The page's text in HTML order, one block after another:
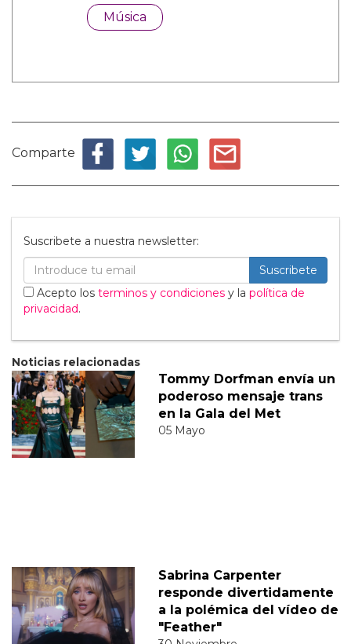
Música
Comparte
Suscribete a nuestra newsletter:
Suscribete
Acepto los terminos y condiciones y la política de
privacidad.
Noticias relacionadas
Tommy Dorfman envía un
poderoso mensaje trans
en la Gala del Met
05 Mayo
Sabrina Carpenter
responde divertidamente
a la polémica del vídeo de
"Feather"